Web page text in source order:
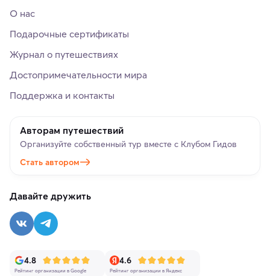
О нас
Подарочные сертификаты
Журнал о путешествиях
Достопримечательности мира
Поддержка и контакты
Авторам путешествий
Организуйте собственный тур вместе с Клубом Гидов
Стать автором
Давайте дружить
4.8
Рейтинг организации в Google
4.6
Рейтинг организации в Яндекс